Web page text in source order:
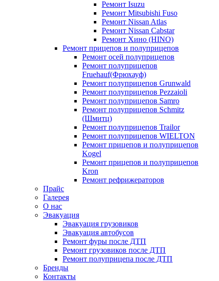
Ремонт Isuzu
Ремонт Mitsubishi Fuso
Ремонт Nissan Atlas
Ремонт Nissan Cabstar
Ремонт Хино (HINO)
Ремонт прицепов и полуприцепов
Ремонт осей полуприцепов
Ремонт полуприцепов
Fruehauf(Фрюхауф)
Ремонт полуприцепов Grunwald
Ремонт полуприцепов Pezzaioli
Ремонт полуприцепов Samro
Ремонт полуприцепов Schmitz
(Шмитц)
Ремонт полуприцепов Trailor
Ремонт полуприцепов WIELTON
Ремонт прицепов и полуприцепов
Kogel
Ремонт прицепов и полуприцепов
Kron
Ремонт рефрижераторов
Прайс
Галерея
О нас
Эвакуация
Эвакуация грузовиков
Эвакуация автобусов
Ремонт фуры после ДТП
Ремонт грузовиков после ДТП
Ремонт полуприцепа после ДТП
Бренды
Контакты